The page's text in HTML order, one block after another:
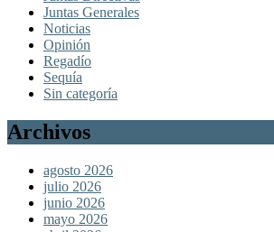
Juntas Generales
Noticias
Opinión
Regadío
Sequía
Sin categoría
Archivos
agosto 2026
julio 2026
junio 2026
mayo 2026